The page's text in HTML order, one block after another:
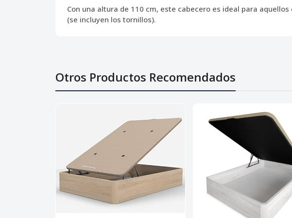
Con una altura de 110 cm, este cabecero es ideal para
(se incluyen los tornillos).
Otros Productos Recomendados